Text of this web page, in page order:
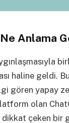
Ne Anlama
haline geldi.
gören yapay
olan
dikkat çeken bir